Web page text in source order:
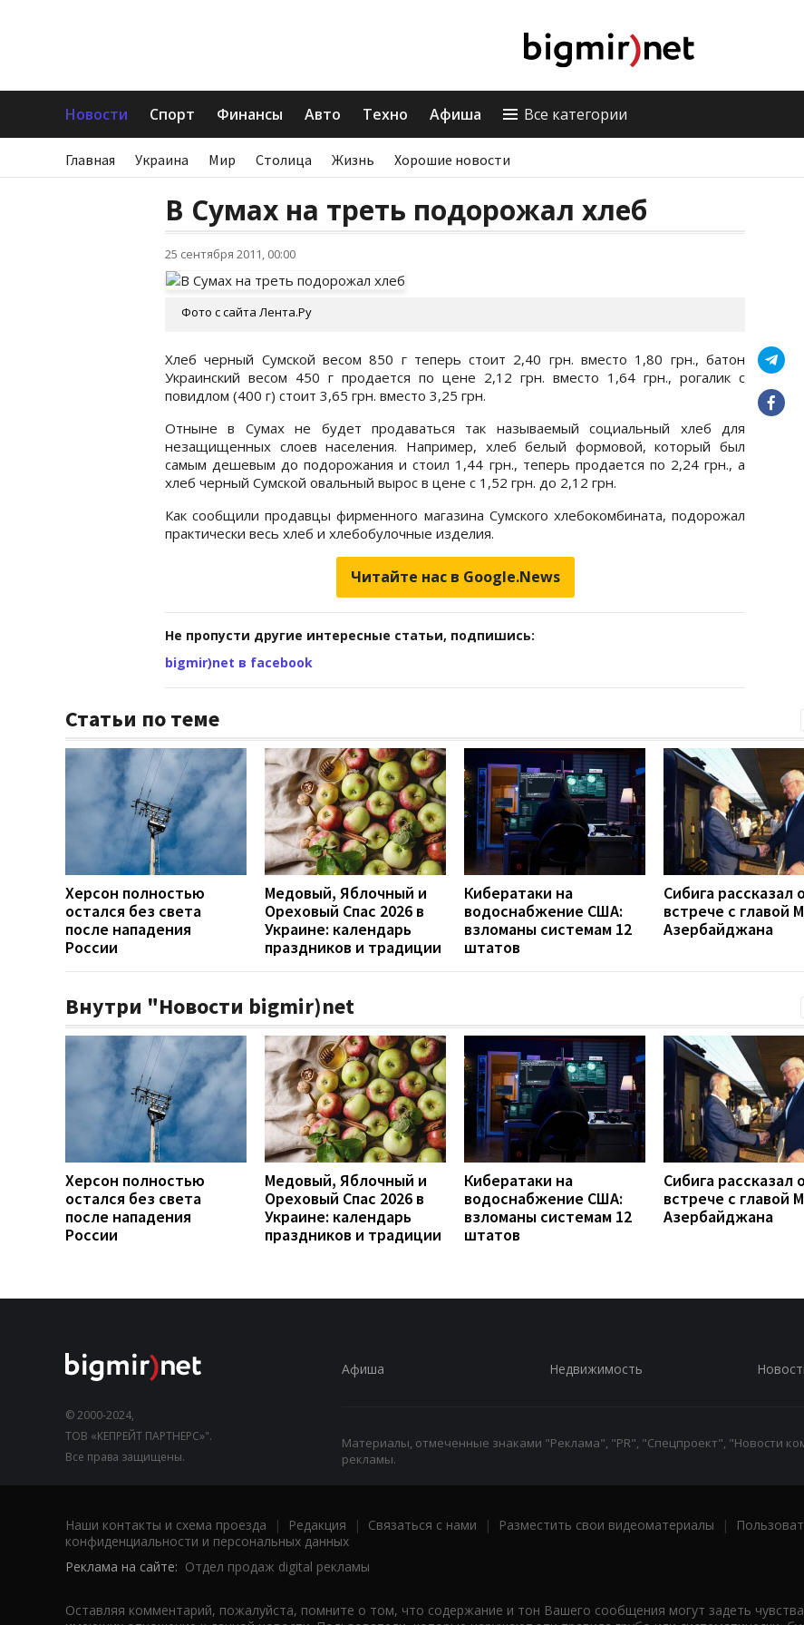
Новости Спорт Финансы Авто Техно Афиша Все категории
Главная Украина Мир Столица Жизнь Хорошие новости
В Сумах на треть подорожал хлеб
25 сентября 2011, 00:00
Фото с сайта Лента.Ру
Хлеб черный Сумской весом 850 г теперь стоит 2,40 грн. вместо 1,80 грн., батон
Украинский весом 450 г продается по цене 2,12 грн. вместо 1,64 грн., рогалик с
повидлом (400 г) стоит 3,65 грн. вместо 3,25 грн.
Отныне в Сумах не будет продаваться так называемый социальный хлеб для
незащищенных слоев населения. Например, хлеб белый формовой, который был
самым дешевым до подорожания и стоил 1,44 грн., теперь продается по 2,24 грн., а
хлеб черный Сумской овальный вырос в цене с 1,52 грн. до 2,12 грн.
Как сообщили продавцы фирменного магазина Сумского хлебокомбината, подорожал
практически весь хлеб и хлебобулочные изделия.
Читайте нас в Google.News
Не пропусти другие интересные статьи, подпишись:
bigmir)net в facebook
Статьи по теме
Херсон полностью
остался без света
после нападения
России
Медовый, Яблочный и
Ореховый Спас 2026 в
Украине: календарь
праздников и традиции
Кибератаки на
водоснабжение США:
взломаны системам 12
штатов
Сибига рассказал
встрече с главой
Азербайджана
Внутри "Новости bigmir)net
Херсон полностью
остался без света
после нападения
России
Медовый, Яблочный и
Ореховый Спас 2026 в
Украине: календарь
праздников и традиции
Кибератаки на
водоснабжение США:
взломаны системам 12
штатов
Сибига рассказал
встрече с главой
Азербайджана
© 2000-2024,
ТОВ «КЕПРЕЙТ ПАРТНЕРС»".
Все права защищены.
Афиша Недвижимость
Материалы, отмеченные знаками "Реклама", "PR", "Спецпроект", "Новости
рекламы.
Наши контакты и схема проезда | Редакция | Связаться с нами | Разместить свои видеоматериалы |
конфиденциальности и персональных данных
Реклама на сайте: Отдел продаж digital рекламы
Оставляя комментарий, пожалуйста, помните о том, что содержание и тон Вашего сообщения могут задеть